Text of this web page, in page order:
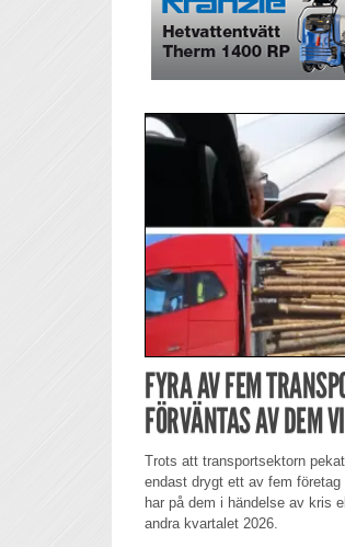
FYRA AV FEM
FÖRVÄNTAS AV DEM
Trots att transportsektorn
endast drygt ett av fem
har på dem i händelse av kris
andra kvartalet 2026.